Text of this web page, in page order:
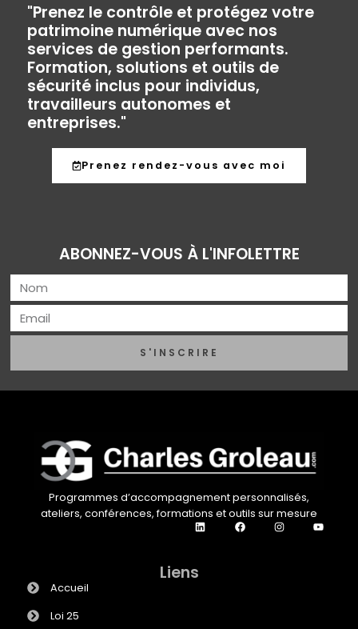
"Prenez le contrôle et protégez votre
patrimoine numérique avec nos
services de gestion performants.
Formation, solutions et outils de
sécurité inclus pour individus,
travailleurs autonomes et
entreprises."
Prenez rendez-vous avec moi
ABONNEZ-VOUS À L'INFOLETTRE
S'INSCRIRE
Programmes d’accompagnement personnalisés,
ateliers, conférences, formations et outils sur mesure
Liens
Accueil
Loi 25